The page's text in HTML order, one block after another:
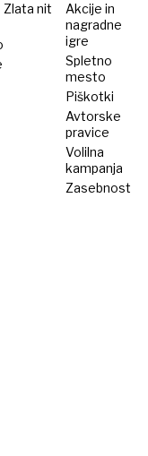
Zlata nit
Akcije in
nagradne
igre
Spletno
mesto
Piškotki
Avtorske
pravice
Volilna
kampanja
Zasebnost